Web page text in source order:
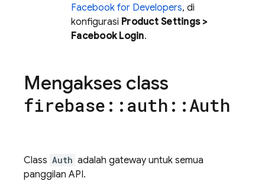
Facebook for Developers, di
konfigurasi Product Settings >
Facebook Login.
Mengakses class
firebase :: auth ::Auth
Class Auth adalah gateway untuk semua
panggilan API.